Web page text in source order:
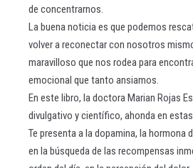
de concentrarnos.
La buena noticia es que podemos
volver a reconectar con nosotros
maravilloso que nos rodea para
emocional que tanto ansiamos.
En este libro, la doctora Marian Rojas
divulgativo y científico, ahonda en
Te presenta a la dopamina, la hormona
en la búsqueda de las recompensas